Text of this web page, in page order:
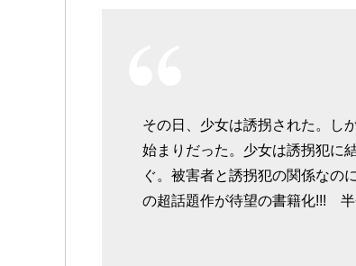
その日、少女は誘拐された。し
始まりだった。少女は誘拐犯に
ぐ。被害者と誘拐犯の関係な
の超話題作が待望の書籍化!!! 半